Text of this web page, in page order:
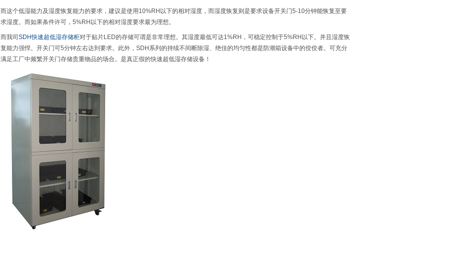
而这个低湿能力及湿度恢复能力的要求，建议是使用10%RH以下的相对湿度，而湿度恢复则是要求设备开关门5-10分钟能恢复至要
求湿度。而如果条件许可，5%RH以下的相对湿度要求最为理想。
而我司 SDH快速超低湿存储柜对于贴片LED的存储可谓是非常理想。其湿度最低可达1%RH，可稳定控制于5%RH以下。并且湿度恢
复能力强悍。开关门可5分钟左右达到要求。此外，SDH系列的持续不间断除湿、绝佳的均匀性都是防潮箱设备中的佼佼者。可充分
满足工厂中频繁开关门存储贵重物品的场合。是真正假的快速超低湿存储设备！